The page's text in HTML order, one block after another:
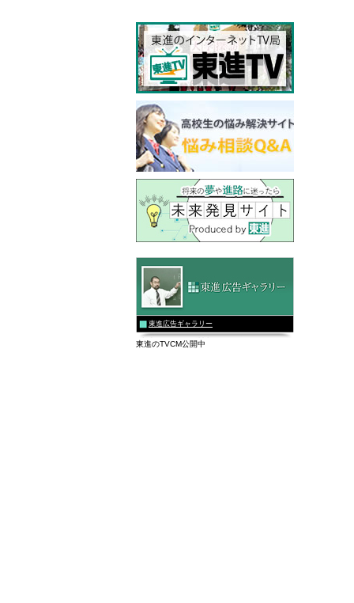
東進広告ギャラリー
東進のTVCM公開中